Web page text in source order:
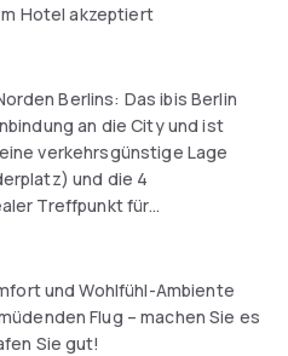
Hotel akzeptiert
Berlins: Das ibis Berlin
an die City und ist
verkehrsgünstige Lage
und die 4
Treffpunkt für
Hotelzimmer verfügen über
ist 24 Stunden für Sie
lädt zum Verweilen
vorhanden.
und Wohlfühl-Ambiente
Flug – machen Sie es
Sie gut!